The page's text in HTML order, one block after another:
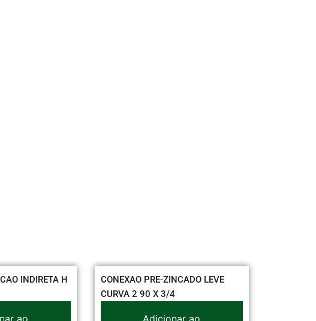
CONEXAO PRE-ZINCADO LEVE
CABO FLEX MEGAMAX 4,00 MM
VERMELHO